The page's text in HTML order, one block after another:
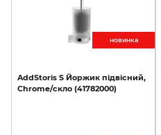
новинкa
AddStoris S Йоржик підвісний,
Chrome/скло (41782000)